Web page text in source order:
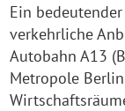
Ein
verkehrliche
Autobahn A13
Metropole